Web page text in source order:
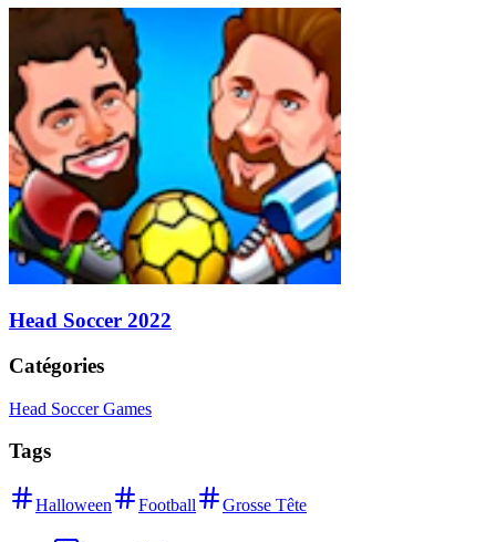
Head Soccer 2022
Catégories
Head Soccer Games
Tags
Halloween Football Grosse Tête